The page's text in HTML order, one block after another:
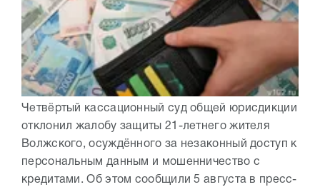
Четвёртый кассационный суд общей юрисдикции
отклонил жалобу защиты 21-летнего жителя
Волжского, осуждённого за незаконный доступ к
персональным данным и мошенничество с
кредитами. Об этом сообщили 5 августа в пресс-